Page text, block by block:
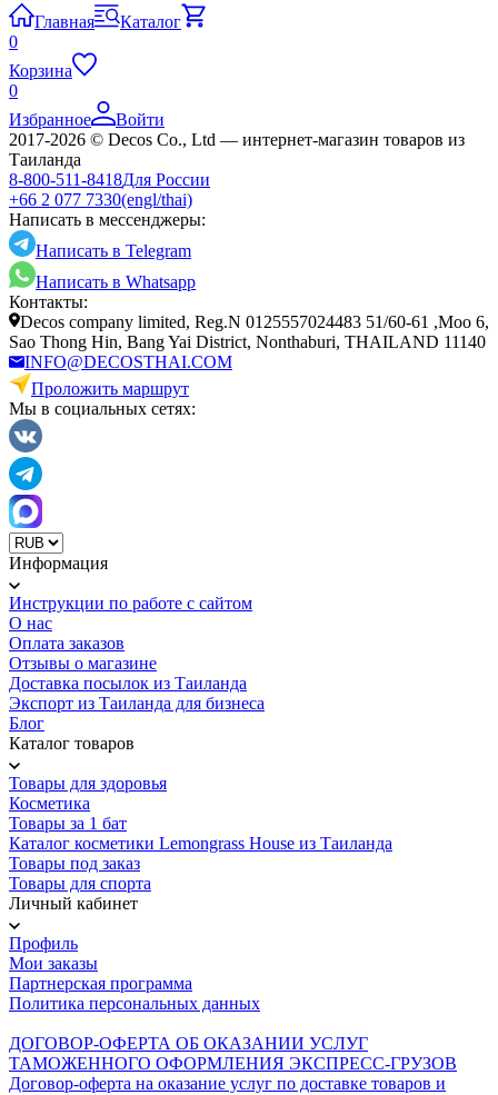
Главная
Каталог
0
Корзина
0
Избранное
Войти
2017-2026 © Decos Co., Ltd — интернет-магазин товаров из
Таиланда
8-800-511-8418Для России
+66 2 077 7330(engl/thai)
Написать в мессенджеры:
Написать в Telegram
Написать в Whatsapp
Контакты:
Decos company limited, Reg.N 0125557024483 51/60-61 ,Moo 6,
Sao Thong Hin, Bang Yai District, Nonthaburi, THAILAND 11140
INFO@DECOSTHAI.COM
Проложить маршрут
Мы в социальных сетях:
Информация
Инструкции по работе с сайтом
О нас
Оплата заказов
Отзывы о магазине
Доставка посылок из Таиланда
Экспорт из Таиланда для бизнеса
Блог
Каталог товаров
Товары для здоровья
Косметика
Товары за 1 бат
Каталог косметики Lemongrass House из Таиланда
Товары под заказ
Товары для спорта
Личный кабинет
Профиль
Мои заказы
Партнерская программа
Политика персональных данных
ДОГОВОР-ОФЕРТА ОБ ОКАЗАНИИ УСЛУГ
ТАМОЖЕННОГО ОФОРМЛЕНИЯ ЭКСПРЕСС-ГРУЗОВ
Договор-оферта на оказание услуг по доставке товаров и